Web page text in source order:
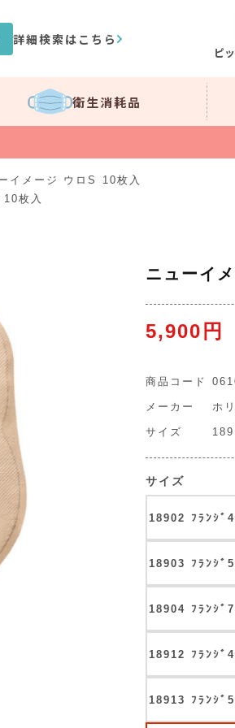
詳細検索はこちら
ピ
衛生消耗品
イメージ ウロS 10枚入
枚入
ニューイ
5,900円
商品コード
メーカー ホ
サイズ
サイズ
18902 ﾌﾗﾝｼﾞ
18903 ﾌﾗﾝｼﾞ
18904 ﾌﾗﾝｼﾞ
18912 ﾌﾗﾝｼﾞ
18913 ﾌﾗﾝｼﾞ